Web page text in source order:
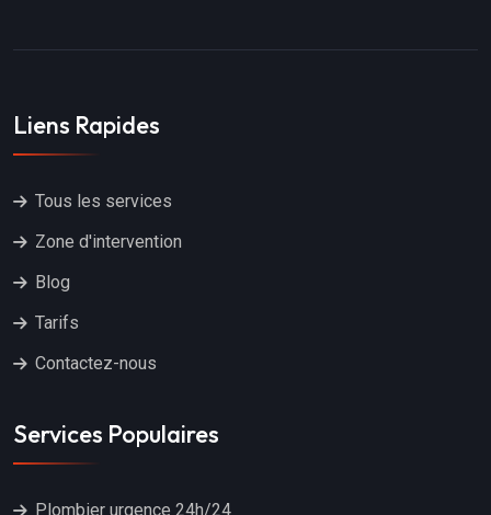
Liens Rapides
Tous les services
Zone d'intervention
Blog
Tarifs
Contactez-nous
Services Populaires
Plombier urgence 24h/24